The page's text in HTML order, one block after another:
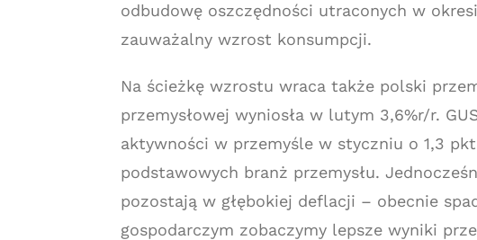
odbudowę oszczędności utraconych w
zauważalny wzrost konsumpcji.
Na ścieżkę wzrostu wraca także polski
przemysłowej wyniosła w lutym 3,6%r/r.
aktywności w przemyśle w styczniu o 1,3
podstawowych branż przemysłu.
pozostają w głębokiej deflacji – obecnie
gospodarczym zobaczymy lepsze wyniki